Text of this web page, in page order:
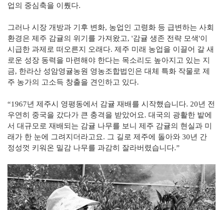
업의 중심축을 이뤘다.
그러나 시장 개방과 기후 변화, 농업인 고령화 등 급변하는 사회
환경은 제주 감귤의 위기를 가져왔고, '감귤 생존 전략 모색'이
시급한 과제로 떠오른지 오래다. 제주 미래 농업을 이끌어 갈 새
로운 성장 동력을 마련해야 한다는 목소리도 높아지고 있는 지
금, 한라산 성암영귤농원 영농조합법인은 대체 특화 작물로 제
주 농가의 고소득 창출을 견인하고 있다.
“1967년 제주시 영평동에서 감귤 재배를 시작했습니다. 20년 전
우연히 중국을 갔다가 큰 충격을 받았어요. 대국의 광활한 밭에
서 대규모로 재배되는 감귤 나무를 보니 제주 감귤의 현실과 미
래가 한 눈에 그려지더라고요. 그 길로 제주에 돌아와 30년 간
정성껏 키워온 밀감 나무를 과감히 잘라버렸습니다.”